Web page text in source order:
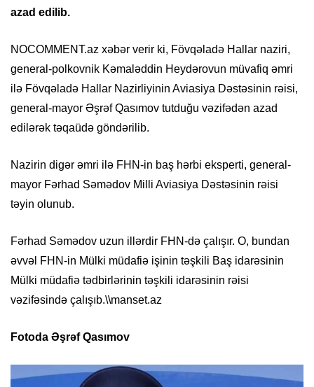
azad edilib.
NOCOMMENT.az xəbər verir ki, Fövqəladə Hallar naziri,
general-polkovnik Kəmaləddin Heydərovun müvafiq əmri
ilə Fövqəladə Hallar Nazirliyinin Aviasiya Dəstəsinin rəisi,
general-mayor Əşrəf Qasımov tutduğu vəzifədən azad
edilərək təqaüdə göndərilib.
Nazirin digər əmri ilə FHN-in baş hərbi eksperti, general-
mayor Fərhad Səmədov Milli Aviasiya Dəstəsinin rəisi
təyin olunub.
Fərhad Səmədov uzun illərdir FHN-də çalışır. O, bundan
əvvəl FHN-in Mülki müdafiə işinin təşkili Baş idarəsinin
Mülki müdafiə tədbirlərinin təşkili idarəsinin rəisi
vəzifəsində çalışıb.\\manset.az
Fotoda Əşrəf Qasımov